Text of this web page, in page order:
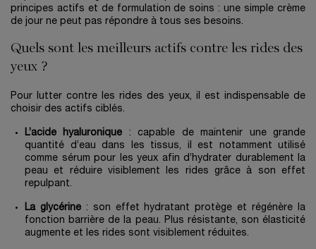
principes actifs et de formulation de soins : une simple crème
de jour ne peut pas répondre à tous ses besoins.
Quels sont les meilleurs actifs contre les rides des
yeux ?
Pour lutter contre les rides des yeux, il est indispensable de
choisir des actifs ciblés.
L’acide hyaluronique : capable de maintenir une grande
quantité d’eau dans les tissus, il est notamment utilisé
comme sérum pour les yeux afin d’hydrater durablement la
peau et réduire visiblement les rides grâce à son effet
repulpant.
La glycérine : son effet hydratant protège et régénère la
fonction barrière de la peau. Plus résistante, son élasticité
augmente et les rides sont visiblement réduites.